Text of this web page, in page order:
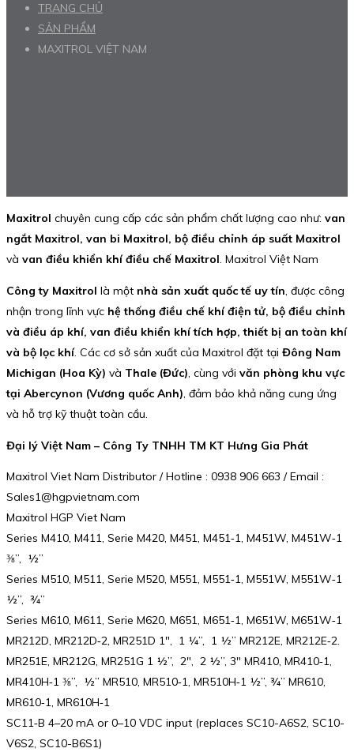
TRANG CHỦ
SẢN PHẨM
MAXITROL VIỆT NAM
Maxitrol chuyên cung cấp các sản phẩm chất lượng cao như: van
ngắt Maxitrol, van bi Maxitrol, bộ điều chỉnh áp suất Maxitrol
và van điều khiển khí điều chế Maxitrol. Maxitrol Việt Nam
Công ty Maxitrol là một nhà sản xuất quốc tế uy tín, được công
nhận trong lĩnh vực hệ thống điều chế khí điện tử, bộ điều chỉnh
và điều áp khí, van điều khiển khí tích hợp, thiết bị an toàn khí
và bộ lọc khí. Các cơ sở sản xuất của Maxitrol đặt tại Đông Nam
Michigan (Hoa Kỳ) và Thale (Đức), cùng với văn phòng khu vực
tại Abercynon (Vương quốc Anh), đảm bảo khả năng cung ứng
và hỗ trợ kỹ thuật toàn cầu.
Đại lý Việt Nam – Công Ty TNHH TM KT Hưng Gia Phát
Maxitrol Viet Nam Distributor / Hotline : 0938 906 663 / Email :
Sales1@hgpvietnam.com
Maxitrol HGP Viet Nam
Series M410, M411, Serie M420, M451, M451‑1, M451W, M451W‑1
⅜”, ½”
Series M510, M511, Serie M520, M551, M551‑1, M551W, M551W‑1
½”, ¾”
Series M610, M611, Serie M620, M651, M651‑1, M651W, M651W‑1
MR212D, MR212D‑2, MR251D 1″, 1 ¼”, 1 ½” MR212E, MR212E‑2.
MR251E, MR212G, MR251G 1 ½”, 2″, 2 ½”, 3″ MR410, MR410‑1,
MR410H‑1 ⅜”, ½” MR510, MR510‑1, MR510H‑1 ½”, ¾” MR610,
MR610‑1, MR610H‑1
SC11‑B 4–20 mA or 0–10 VDC input (replaces SC10-A6S2, SC10-
V6S2, SC10-B6S1)